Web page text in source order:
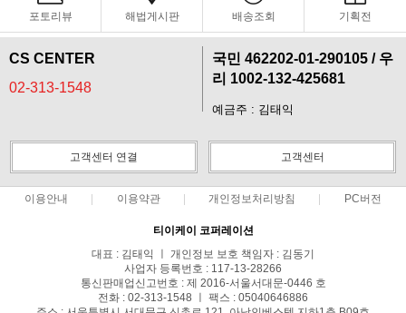
구매
포토리뷰 해법게시판 배송조회 기획전
CS CENTER
02-313-1548
국민 462202-01-290105 / 우
리 1002-132-425681
예금주 : 김태익
고객센터 연결 고객센터
이용안내 이용약관 개인정보처리방침 PC버전
티이케이 코퍼레이션
대표 : 김태익 ㅣ 개인정보 보호 책임자 : 김동기
사업자 등록번호 : 117-13-28266
통신판매업신고번호 : 제 2016-서울서대문-0446 호
전화 : 02-313-1548 ㅣ 팩스 : 05040646886